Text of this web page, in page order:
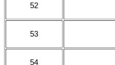
52
53
54